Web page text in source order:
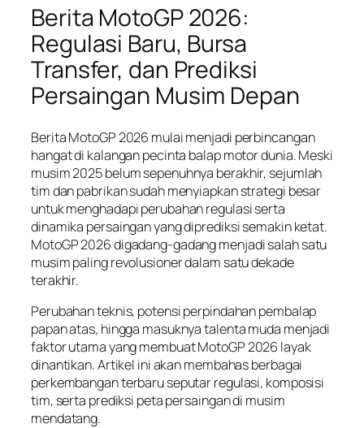
Berita MotoGP 2026:
Regulasi Baru, Bursa
Transfer, dan Prediksi
Persaingan Musim Depan
Berita MotoGP 2026 mulai menjadi perbincangan
hangat di kalangan pecinta balap motor dunia. Meski
musim 2025 belum sepenuhnya berakhir, sejumlah
tim dan pabrikan sudah menyiapkan strategi besar
untuk menghadapi perubahan regulasi serta
dinamika persaingan yang diprediksi semakin ketat.
MotoGP 2026 digadang-gadang menjadi salah satu
musim paling revolusioner dalam satu dekade
terakhir.
Perubahan teknis, potensi perpindahan pembalap
papan atas, hingga masuknya talenta muda menjadi
faktor utama yang membuat MotoGP 2026 layak
dinantikan. Artikel ini akan membahas berbagai
perkembangan terbaru seputar regulasi, komposisi
tim, serta prediksi peta persaingan di musim
mendatang.